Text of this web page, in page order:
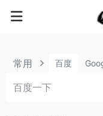
常用 百度